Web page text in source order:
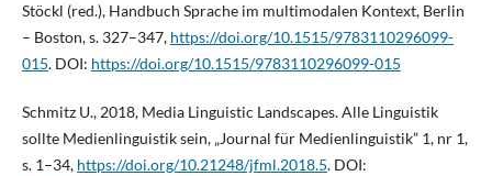
Stöckl (red.), Handbuch Sprache im multimodalen Kontext, Berlin
– Boston, s. 327–347, https://doi.org/10.1515/9783110296099-
015. DOI: https://doi.org/10.1515/9783110296099-015
Schmitz U., 2018, Media Linguistic Landscapes. Alle Linguistik
sollte Medienlinguistik sein, „Journal für Medienlinguistik” 1, nr 1,
s. 1–34, https://doi.org/10.21248/jfml.2018.5. DOI: